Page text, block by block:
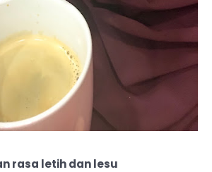
rasa letih dan lesu